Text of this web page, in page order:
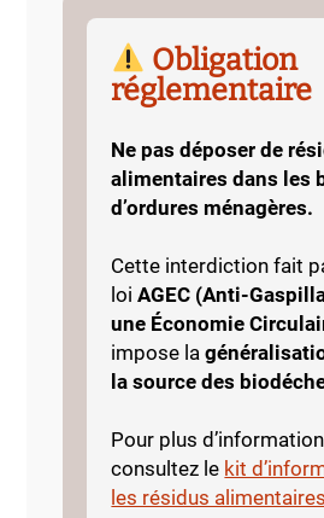
Obligation
réglementaire
Ne pas déposer de
alimentaires dans les
d’ordures ménagères.
Cette interdiction fait
loiAGEC (Anti-
une Économie
impose la
la source des
Pour plus
consultez le kit
les résidus alimentaires